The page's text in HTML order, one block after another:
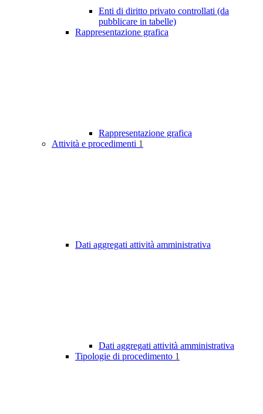
Enti di diritto privato controllati (da
pubblicare in tabelle)
Rappresentazione grafica
Rappresentazione grafica
Attività e procedimenti 1
Dati aggregati attività amministrativa
Dati aggregati attività amministrativa
Tipologie di procedimento 1